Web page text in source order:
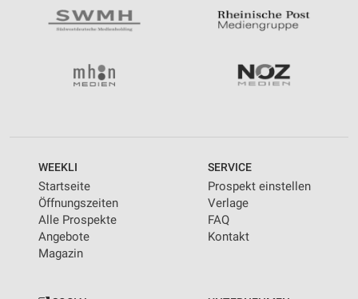
WEEKLI
Startseite
Öffnungszeiten
Alle Prospekte
Angebote
Magazin
SERVICE
Prospekt einstellen
Verlage
FAQ
Kontakt